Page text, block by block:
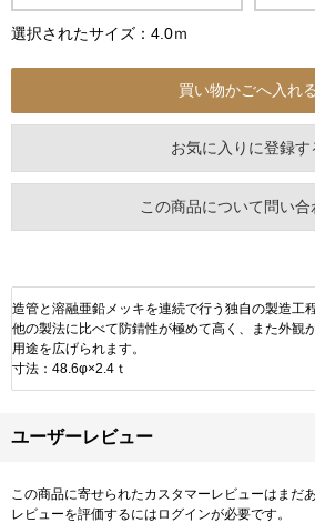
選択されたサイズ：4.0ｍ
お気に入りに登録す
この商品について問い合
造管と溶融亜鉛メッキを連続で行う独自の製造工
他の製法に比べて防錆性が極めて高く、また外観
用途を広げられます。
寸法：48.6φ×2.4ｔ
ユーザーレビュー
この商品に寄せられたカスタマーレビューはまだあ
レビューを評価するには ログインが必要です。